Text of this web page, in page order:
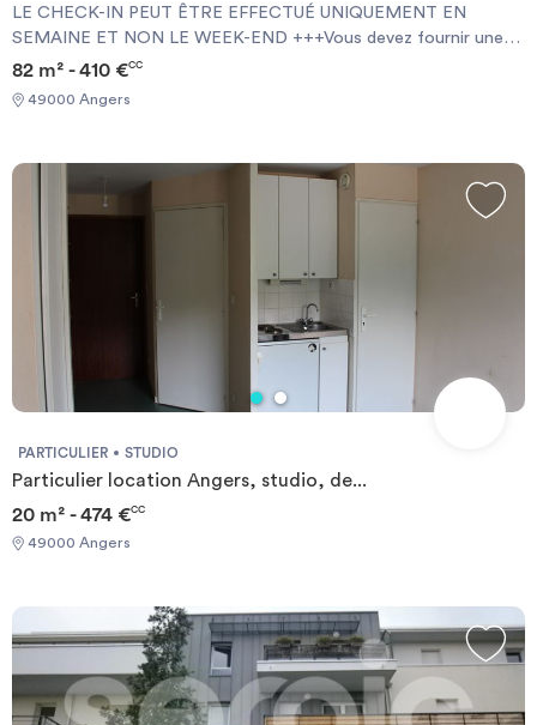
LE CHECK-IN PEUT ÊTRE EFFECTUÉ UNIQUEMENT EN
SEMAINE ET NON LE WEEK-END +++Vous devez fournir une
Garantie Visale obligatoirement et une assurance habitation+++
[ENG] CHECK-IN CAN ONLY BE DONE ON WEEKDAYS AND
NOT AT WEEKENDS +++You must provide a Visale Guarantee
82 m² - 410 €CC
49000 Angers
PARTICULIER STUDIO
Particulier location Angers, studio, de...
20 m² - 474 €CC
49000 Angers